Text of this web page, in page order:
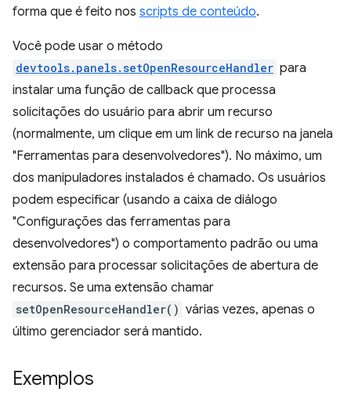
forma que é feito nos scripts de conteúdo.
Você pode usar o método
devtools.panels.setOpenResourceHandler para
instalar uma função de callback que processa
solicitações do usuário para abrir um recurso
(normalmente, um clique em um link de recurso na janela
"Ferramentas para desenvolvedores"). No máximo, um
dos manipuladores instalados é chamado. Os usuários
podem especificar (usando a caixa de diálogo
"Configurações das ferramentas para
desenvolvedores") o comportamento padrão ou uma
extensão para processar solicitações de abertura de
recursos. Se uma extensão chamar
setOpenResourceHandler() várias vezes, apenas o
último gerenciador será mantido.
Exemplos